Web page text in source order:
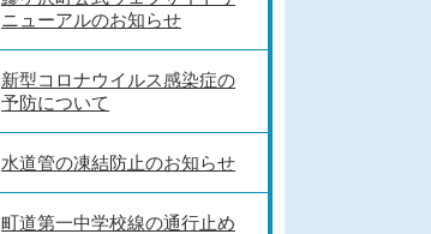
ニューアルのお知らせ
新型コロナウイルス感染症の
予防について
水道管の凍結防止のお知らせ
町道第一中学校線の通行止め